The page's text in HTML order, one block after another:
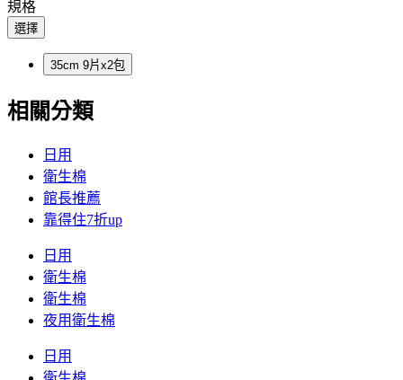
規格
選擇
35cm 9片x2包
相關分類
日用
衛生棉
館長推薦
靠得住7折up
日用
衛生棉
衛生棉
夜用衛生棉
日用